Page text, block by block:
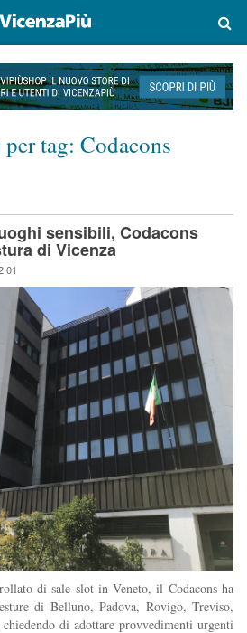
tag: Codacons
sensibili, Codacons
di Vicenza
di sale slot in Veneto, il Codacons ha
di Belluno, Padova, Rovigo, Treviso,
di adottare provvedimenti urgenti